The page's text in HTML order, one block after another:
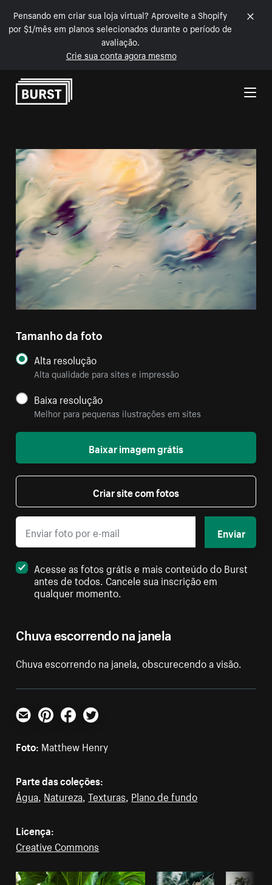
Pensando em criar sua loja virtual? Aproveite a Shopify
por $1/mês em planos selecionados durante o período de
avaliação.
Crie sua conta agora mesmo
Pular para o conteúdo
Chuva escorrendo na janela
Chuva escorrendo na janela, obscurecendo a visão.
Tamanho da foto
Alta resolução
Alta qualidade para sites e impressão
Baixa resolução
Melhor para pequenas ilustrações em sites
Baixar imagem grátis
Criar site com fotos
Enviar
Acesse as fotos grátis e mais conteúdo do Burst
antes de todos. Cancele sua inscrição em
qualquer momento.
E-mailPinterestFacebookTwitter
Foto: Matthew Henry
Parte das coleções:
Água, Natureza,Texturas, Plano de fundo
Licença:
Creative Commons